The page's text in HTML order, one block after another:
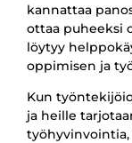
kannattaa
ottaa puheeksi
löytyy
oppimisen ja
Kun
ja heille